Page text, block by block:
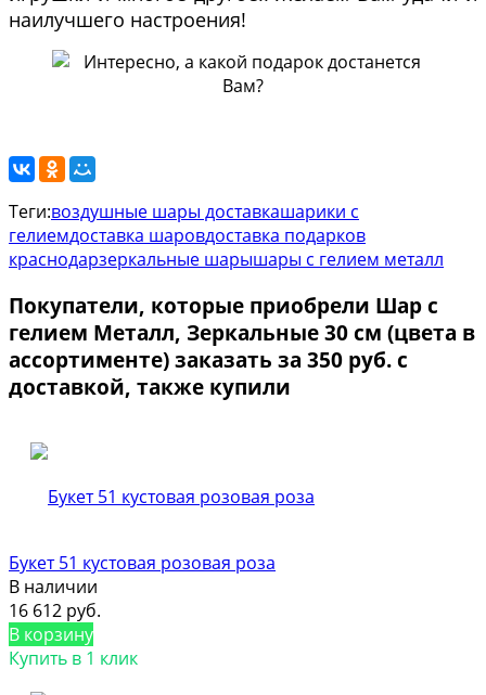
наилучшего настроения!
Теги:воздушные шары доставкашарики с
гелиемдоставка шаровдоставка подарков
краснодарзеркальные шарышары с гелием металл
Покупатели, которые приобрели Шар с
гелием Металл, Зеркальные 30 см (цвета в
ассортименте) заказать за 350 руб. с
доставкой, также купили
Букет 51 кустовая розовая роза
В наличии
16 612 руб.
В корзину
Купить в 1 клик